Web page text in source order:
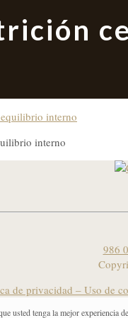
interno
986
de privacidad – Uso de
usted tenga la mejor experiencia